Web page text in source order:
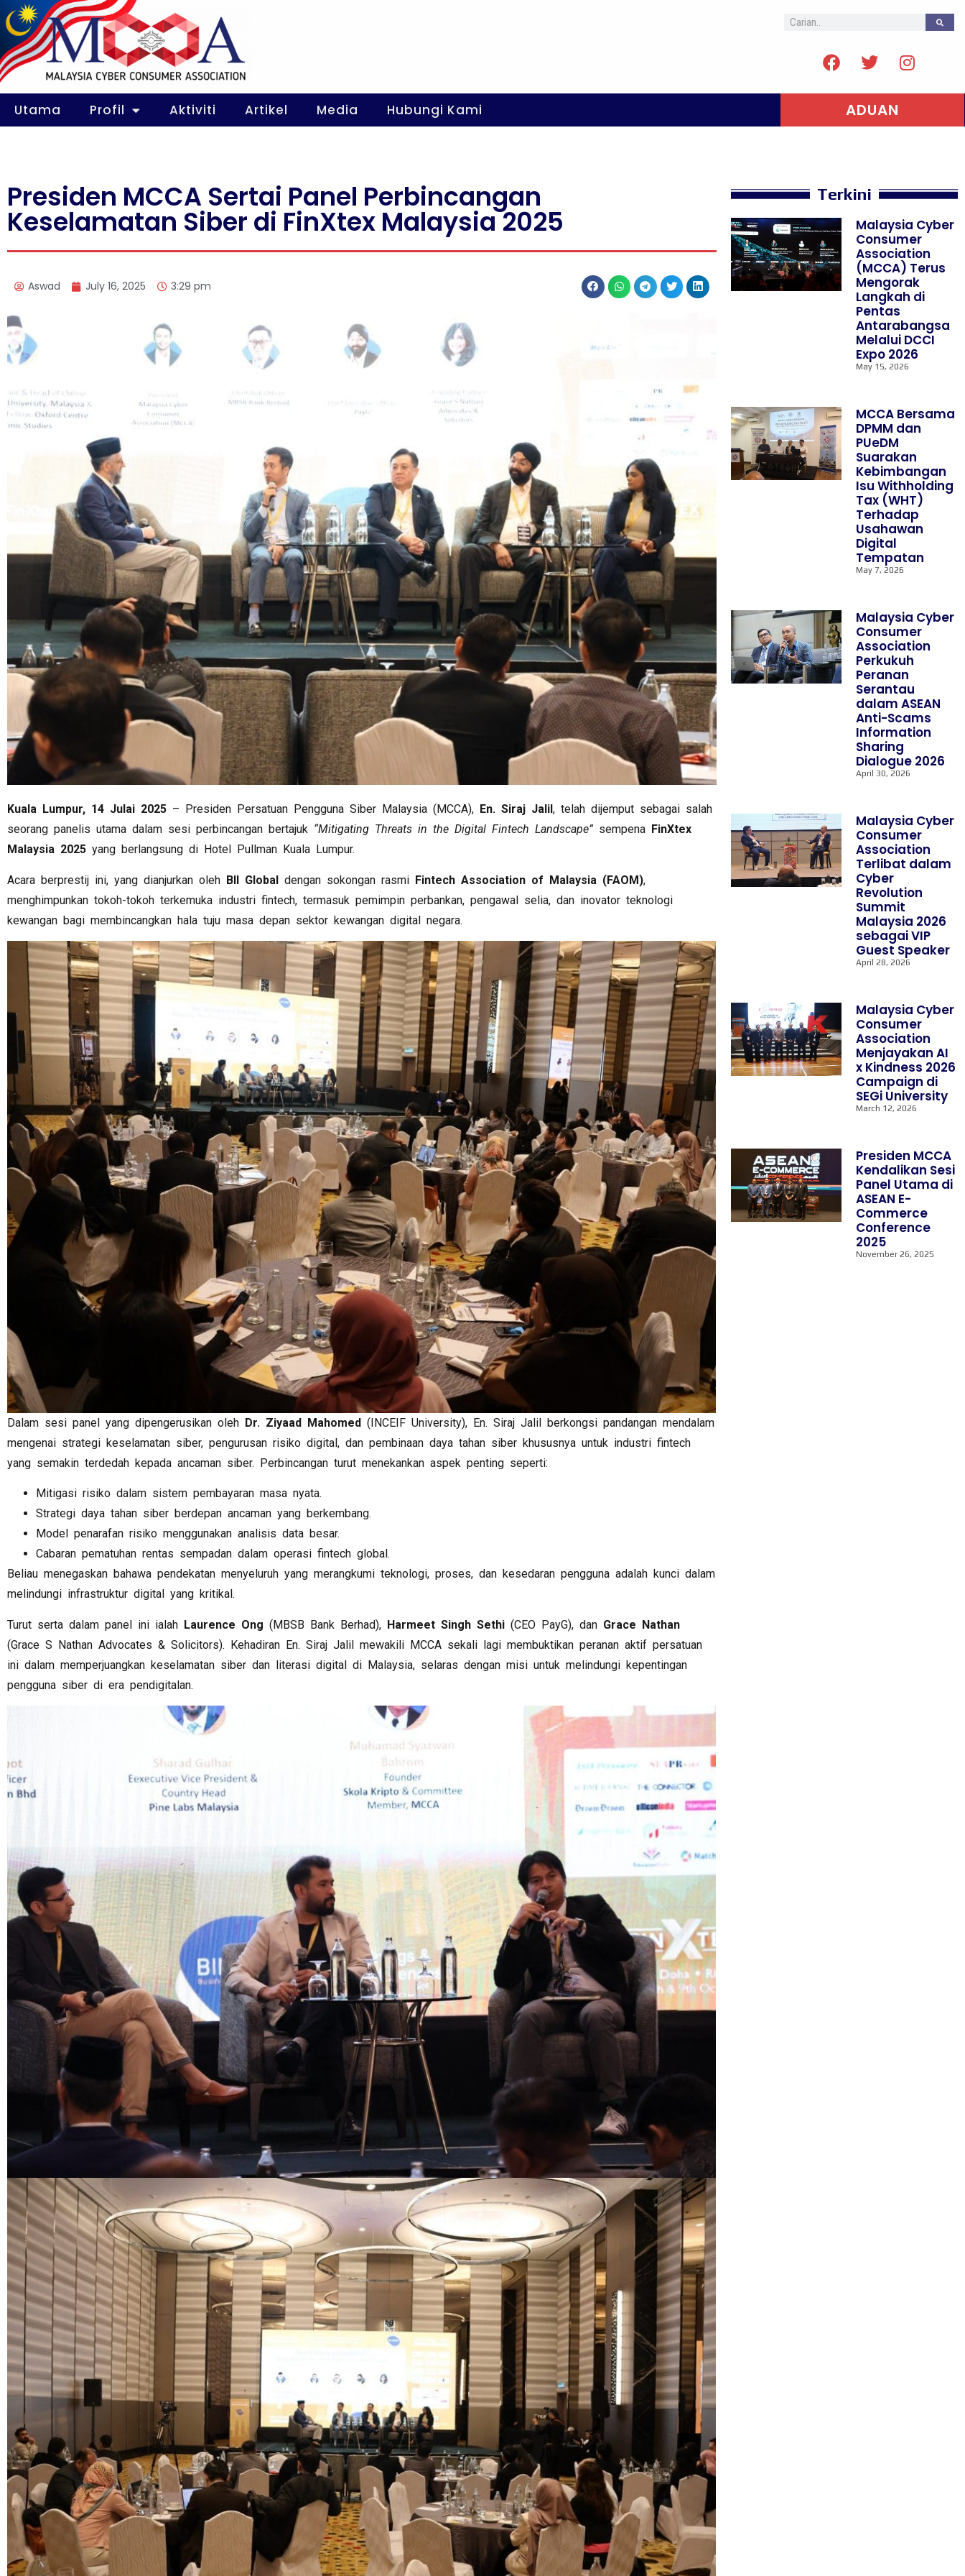
Utama Profil Aktiviti Artikel Media Hubungi Kami ADUAN
Presiden MCCA Sertai Panel Perbincangan
Keselamatan Siber di FinXtex Malaysia 2025
Aswad July 16, 2025 3:29 pm
Kuala Lumpur, 14 Julai 2025 – Presiden Persatuan Pengguna Siber Malaysia (MCCA), En. Siraj Jalil , telah dijemput sebagai salah
seorang panelis utama dalam sesi perbincangan bertajuk “Mitigating Threats in the Digital Fintech Landscape” sempena FinXtex
Malaysia 2025 yang berlangsung di Hotel Pullman Kuala Lumpur.
Acara berprestij ini, yang dianjurkan oleh BII Global dengan sokongan rasmi Fintech Association of Malaysia (FAOM),
menghimpunkan tokoh-tokoh terkemuka industri fintech, termasuk pemimpin perbankan, pengawal selia, dan inovator teknologi
kewangan bagi membincangkan hala tuju masa depan sektor kewangan digital negara.
Dalam sesi panel yang dipengerusikan oleh Dr. Ziyaad Mahomed (INCEIF University), En. Siraj Jalil berkongsi pandangan mendalam
mengenai strategi keselamatan siber, pengurusan risiko digital, dan pembinaan daya tahan siber khususnya untuk industri fintech
yang semakin terdedah kepada ancaman siber. Perbincangan turut menekankan aspek penting seperti:
Mitigasi risiko dalam sistem pembayaran masa nyata.
Strategi daya tahan siber berdepan ancaman yang berkembang.
Model penarafan risiko menggunakan analisis data besar.
Cabaran pematuhan rentas sempadan dalam operasi fintech global.
Beliau menegaskan bahawa pendekatan menyeluruh yang merangkumi teknologi, proses, dan kesedaran pengguna adalah kunci dalam
melindungi infrastruktur digital yang kritikal.
Turut serta dalam panel ini ialah Laurence Ong (MBSB Bank Berhad), Harmeet Singh Sethi (CEO PayG), dan Grace Nathan
(Grace S Nathan Advocates & Solicitors). Kehadiran En. Siraj Jalil mewakili MCCA sekali lagi membuktikan peranan aktif persatuan
ini dalam memperjuangkan keselamatan siber dan literasi digital di Malaysia, selaras dengan misi untuk melindungi kepentingan
pengguna siber di era pendigitalan.
Terkini
Malaysia Cyber
Consumer
Association
(MCCA) Terus
Mengorak
Langkah di
Pentas
Antarabangsa
Melalui DCCI
Expo 2026
May 15, 2026
MCCA Bersama
DPMM dan
PUeDM
Suarakan
Kebimbangan
Isu Withholding
Tax (WHT)
Terhadap
Usahawan
Digital
Tempatan
May 7, 2026
Malaysia Cyber
Consumer
Association
Perkukuh
Peranan
Serantau
dalam ASEAN
Anti-Scams
Information
Sharing
Dialogue 2026
April 30, 2026
Malaysia Cyber
Consumer
Association
Terlibat dalam
Cyber
Revolution
Summit
Malaysia 2026
sebagai VIP
Guest Speaker
April 28, 2026
Malaysia Cyber
Consumer
Association
Menjayakan AI
x Kindness 2026
Campaign di
SEGi University
March 12, 2026
Presiden MCCA
Kendalikan Sesi
Panel Utama di
ASEAN E-
Commerce
Conference
2025
November 26, 2025